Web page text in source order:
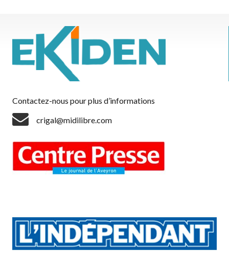
Contactez-nous pour plus d’informations
crigal@midilibre.com